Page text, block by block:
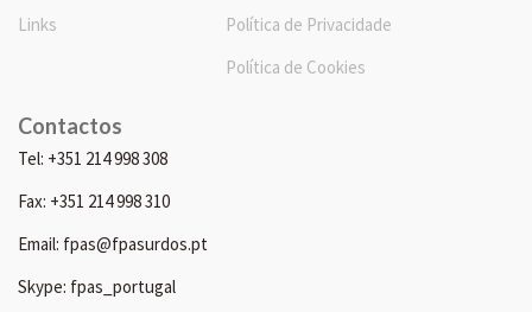
Links
Política de Privacidade
Política de Cookies
Contactos
Tel: +351 214 998 308
Fax: +351 214 998 310
Email: fpas@fpasurdos.pt
Skype: fpas_portugal